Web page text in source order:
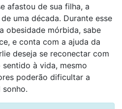
afastou de sua filha, a
uma década. Durante esse
obesidade mórbida, sabe
e conta com a ajuda da
deseja se reconectar com
à vida, mesmo
poderão dificultar a
sonho.